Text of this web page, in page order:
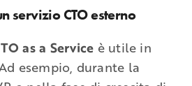
servizio CTO esterno
as a Service è utile in
esempio, durante la